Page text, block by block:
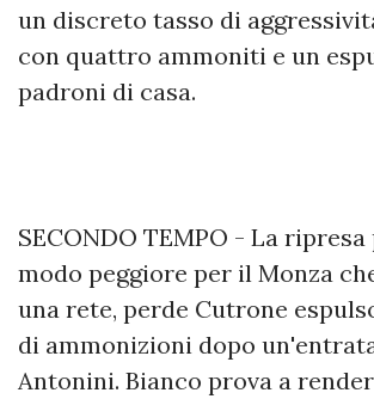
un discreto tasso di
con quattro ammoniti e un
padroni di casa.
SECONDO TEMPO - La
modo peggiore per il Monza
una rete, perde Cutrone
di ammonizioni dopo
Antonini. Bianco prova a